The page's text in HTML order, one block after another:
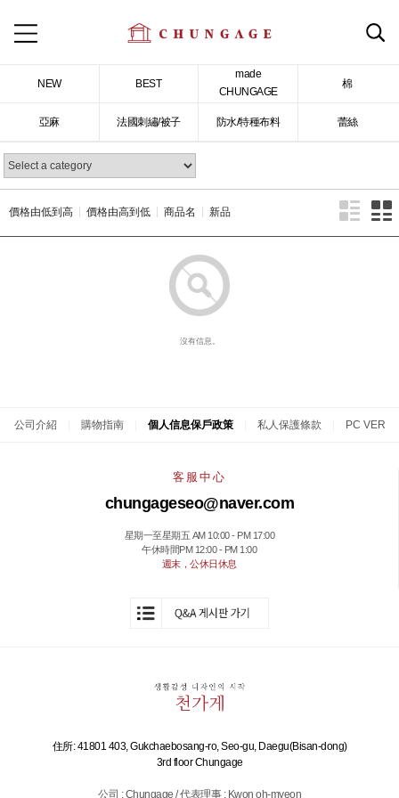
NEW BEST
made
CHUNGAGE
棉
亞麻 法國刺繡/被子 防水/特種布料 蕾絲
價格由低到高 價格由高到低 商品名 新品
沒有信息。
公司介紹 購物指南 個人信息保戶政策 私人保護條款 PC VER
客服中心
chungageseo@naver.com
星期一至星期五 AM 10:00 - PM 17:00
午休時間PM 12:00 - PM 1:00
週末，公休日休息
住所: 41801 403, Gukchaebosang-ro, Seo-gu, Daegu(Bisan-dong)
3rd floor Chungage
公司 : Chungage / 代表理事 : Kwon oh-myeon